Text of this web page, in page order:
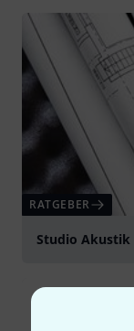
RATGEBER
Studio Akustik